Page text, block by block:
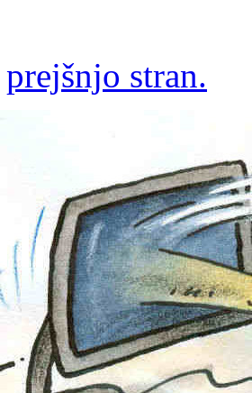
prejšnjo stran.